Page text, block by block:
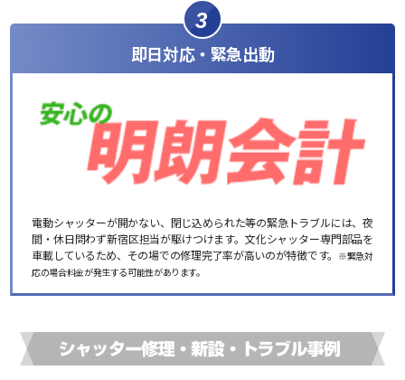
3
即日対応・緊急出動
電動シャッターが開かない、閉じ込められた等の緊急トラブルには、夜
間・休日問わず新宿区担当が駆けつけます。文化シャッター専門部品を
車載しているため、その場での修理完了率が高いのが特徴です。 ※緊急対
応の場合料金が発生する可能性があります。